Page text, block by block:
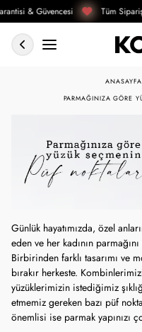
& Güvencesi Tüm
ANASAYFA
PARMAĞINIZA GÖRE
Günlük hayatımızda, özel
eden ve her kadının
Birbirinden farklı tasarımı ve
bırakır herkeste.
yüzüklerimizin istediğimiz
etmemiz gereken bazı püf
önemlisi ise parmak yapınızı